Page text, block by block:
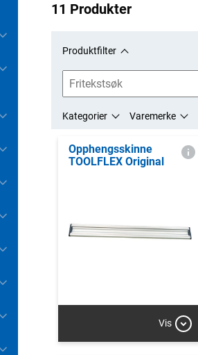
11 Produkter
Produktfilter
Kategorier Varemerke
Opphengsskinne
TOOLFLEX Original
Vis